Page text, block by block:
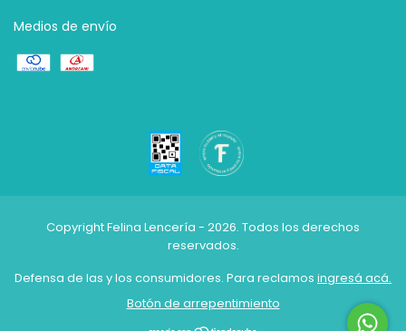
Medios de envío
Copyright Felina Lencería - 2026. Todos los derechos
reservados.
Defensa de las y los consumidores. Para reclamos ingresá acá.
Botón de arrepentimiento